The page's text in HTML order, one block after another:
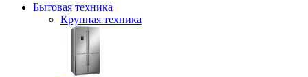
Бытовая техника
Крупная техника